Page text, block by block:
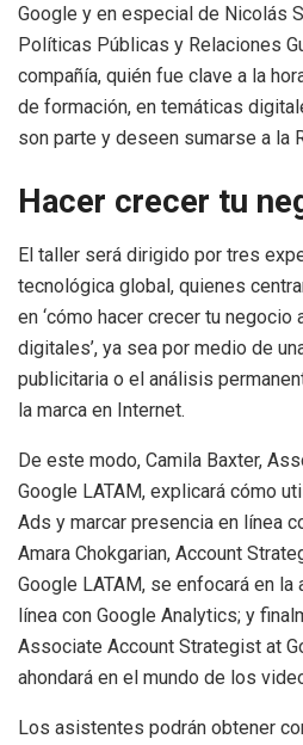
Google y en especial de Nicolás
Políticas Públicas y Relaciones
compañía, quién fue clave a la
de formación, en temáticas
son parte y deseen sumarse a la
Hacer crecer tu
El taller será dirigido por tres
tecnológica global, quienes
en ‘cómo hacer crecer tu
digitales’, ya sea por medio de
publicitaria o el análisis
la marca en Internet.
De este modo, Camila Baxter,
Google LATAM, explicará cómo
Ads y marcar presencia en línea
Amara Chokgarian, Account
Google LATAM, se enfocará en
línea con Google Analytics; y
Associate Account Strategist at
ahondará en el mundo de los
Los asistentes podrán obtener